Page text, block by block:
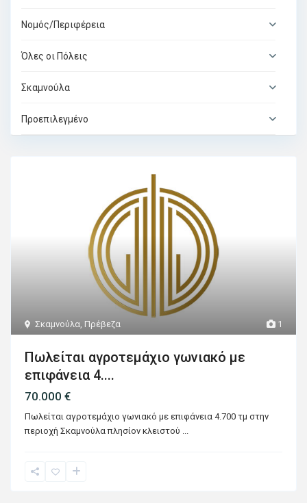
Νομός/Περιφέρεια
Όλες οι Πόλεις
Σκαμνούλα
Προεπιλεγμένο
1
Σκαμνούλα Πρέβεζα
Πωλείται αγροτεμάχιο γωνιακό με
επιφάνεια 4....
70.000 €
Πωλείται αγροτεμάχιο γωνιακό με επιφάνεια 4.700 τμ στην
περιοχή Σκαμνούλα πλησίον κλειστού